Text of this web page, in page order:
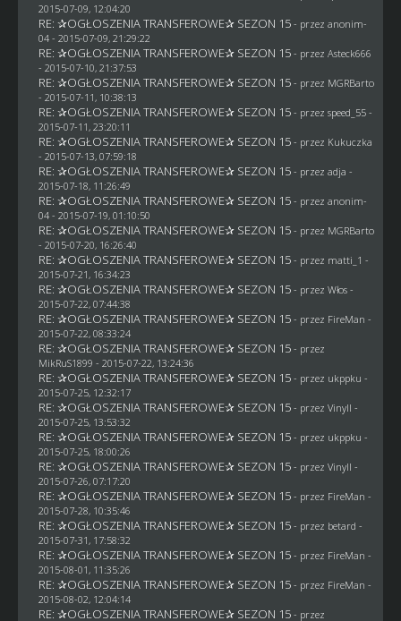
2015-07-09, 12:04:20
RE: ✰OGŁOSZENIA TRANSFEROWE✰ SEZON 15 - przez anonim-
04- 2015-07-09, 21:29:22
RE: ✰OGŁOSZENIA TRANSFEROWE✰ SEZON 15 - przez Asteck666
- 2015-07-10, 21:37:53
RE: ✰OGŁOSZENIA TRANSFEROWE✰ SEZON 15 - przez MGRBarto
- 2015-07-11, 10:38:13
RE: ✰OGŁOSZENIA TRANSFEROWE✰ SEZON 15 - przez speed_55 -
2015-07-11, 23:20:11
RE: ✰OGŁOSZENIA TRANSFEROWE✰ SEZON 15 - przez Kukuczka
- 2015-07-13, 07:59:18
RE: ✰OGŁOSZENIA TRANSFEROWE✰ SEZON 15 - przez adja -
2015-07-18, 11:26:49
RE: ✰OGŁOSZENIA TRANSFEROWE✰ SEZON 15 - przez anonim-
04- 2015-07-19, 01:10:50
RE: ✰OGŁOSZENIA TRANSFEROWE✰ SEZON 15 - przez MGRBarto
- 2015-07-20, 16:26:40
RE: ✰OGŁOSZENIA TRANSFEROWE✰ SEZON 15 - przez matti_1 -
2015-07-21, 16:34:23
RE: ✰OGŁOSZENIA TRANSFEROWE✰ SEZON 15 - przez Włos-
2015-07-22, 07:44:38
RE: ✰OGŁOSZENIA TRANSFEROWE✰ SEZON 15 - przez FireMan -
2015-07-22, 08:33:24
RE: ✰OGŁOSZENIA TRANSFEROWE✰ SEZON 15 - przez
MikRuS1899 - 2015-07-22, 13:24:36
RE: ✰OGŁOSZENIA TRANSFEROWE✰ SEZON 15 - przez ukppku -
2015-07-25, 12:32:17
RE: ✰OGŁOSZENIA TRANSFEROWE✰ SEZON 15 - przez Vinyll -
2015-07-25, 13:53:32
RE: ✰OGŁOSZENIA TRANSFEROWE✰ SEZON 15 - przez ukppku -
2015-07-25, 18:00:26
RE: ✰OGŁOSZENIA TRANSFEROWE✰ SEZON 15 - przez Vinyll -
2015-07-26, 07:17:20
RE: ✰OGŁOSZENIA TRANSFEROWE✰ SEZON 15 - przez FireMan -
2015-07-28, 10:35:46
RE: ✰OGŁOSZENIA TRANSFEROWE✰ SEZON 15 - przez betard -
2015-07-31, 17:58:32
RE: ✰OGŁOSZENIA TRANSFEROWE✰ SEZON 15 - przez FireMan -
2015-08-01, 11:35:26
RE: ✰OGŁOSZENIA TRANSFEROWE✰ SEZON 15 - przez FireMan -
2015-08-02, 12:04:14
RE: ✰OGŁOSZENIA TRANSFEROWE✰ SEZON 15 - przez